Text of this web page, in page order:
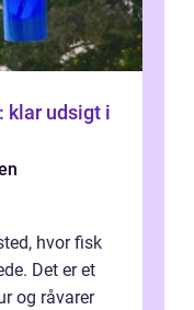
klar udsigt i
hvor fisk
Det er et
og råvarer